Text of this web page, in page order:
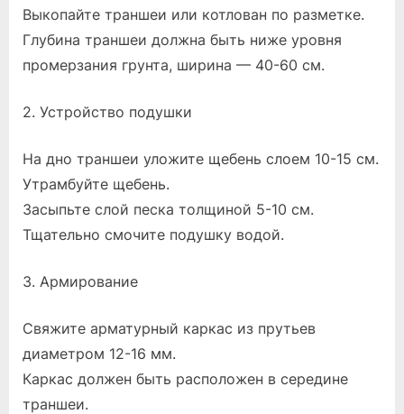
Выкопайте траншеи или котлован по разметке.
Глубина траншеи должна быть ниже уровня
промерзания грунта, ширина — 40-60 см.
2. Устройство подушки
На дно траншеи уложите щебень слоем 10-15 см.
Утрамбуйте щебень.
Засыпьте слой песка толщиной 5-10 см.
Тщательно смочите подушку водой.
3. Армирование
Свяжите арматурный каркас из прутьев
диаметром 12-16 мм.
Каркас должен быть расположен в середине
траншеи.